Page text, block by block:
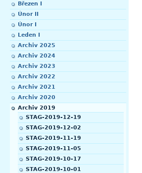
Březen I
Únor II
Únor I
Leden I
Archiv 2025
Archiv 2024
Archiv 2023
Archiv 2022
Archiv 2021
Archiv 2020
Archiv 2019
STAG-2019-12-19
STAG-2019-12-02
STAG-2019-11-19
STAG-2019-11-05
STAG-2019-10-17
STAG-2019-10-01